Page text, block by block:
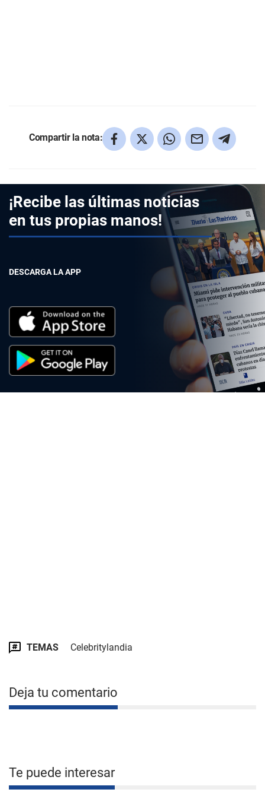
Compartir la nota:
¡Recibe las últimas noticias
en tus propias manos!
DESCARGA LA APP
TEMAS Celebritylandia
Deja tu comentario
Te puede interesar